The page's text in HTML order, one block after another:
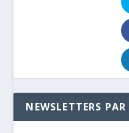
NEWSLETTERS